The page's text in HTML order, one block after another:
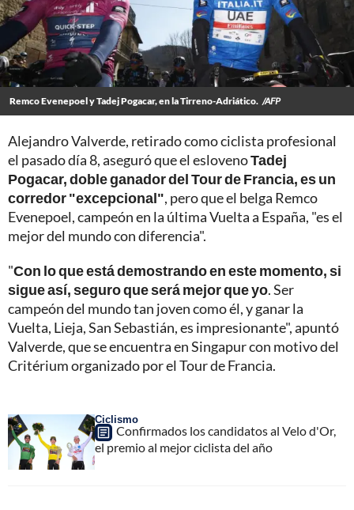
Remco Evenepoel y Tadej Pogacar, en la Tirreno-Adriático. /AFP
Alejandro Valverde, retirado como ciclista profesional
el pasado día 8, aseguró que el eslovenoTadej
Pogacar, doble ganador del Tour de Francia, es un
corredor "excepcional", pero que el belga Remco
Evenepoel, campeón en la última Vuelta a España, "es el
mejor del mundo con diferencia".
"Con lo que está demostrando en este momento, si
sigue así, seguro que será mejor que yo. Ser
campeón del mundo tan joven como él, y ganar la
Vuelta, Lieja, San Sebastián, es impresionante", apuntó
Valverde, que se encuentra en Singapur con motivo del
Critérium organizado por el Tour de Francia.
Ciclismo
Confirmados los candidatos al Velo d'Or,
el premio al mejor ciclista del año